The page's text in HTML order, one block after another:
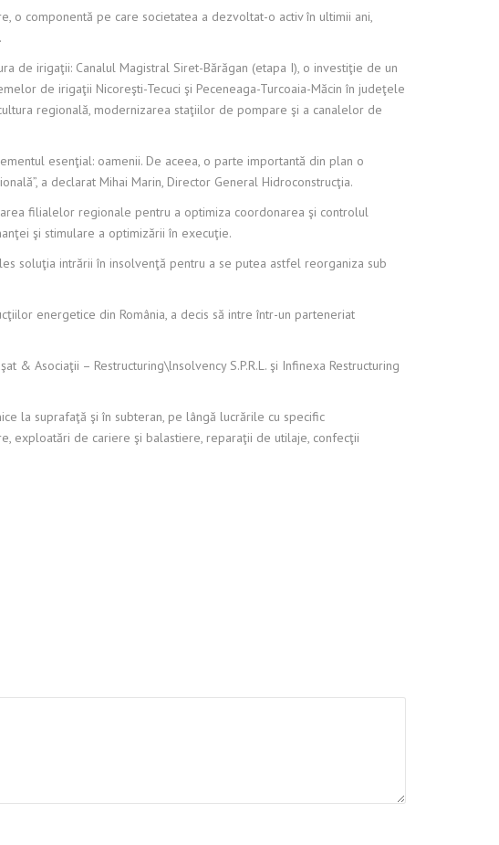
o componentă pe care societatea a dezvoltat-o activ în ultimii ani,
de irigaţii: Canalul Magistral Siret-Bărăgan (etapa I), o investiţie de un
de irigaţii Nicoreşti-Tecuci şi Peceneaga-Turcoaia-Măcin în judeţele
regională, modernizarea staţiilor de pompare şi a canalelor de
esenţial: oamenii. De aceea, o parte importantă din plan o
a declarat Mihai Marin, Director General Hidroconstrucţia.
filialelor regionale pentru a optimiza coordonarea şi controlul
şi stimulare a optimizării în execuţie.
soluţia intrării în insolvenţă pentru a se putea astfel reorganiza sub
energetice din România, a decis să intre într-un parteneriat
& Asociaţii – Restructuring\lnsolvency S.P.R.L. şi Infinexa Restructuring
la suprafaţă şi în subteran, pe lângă lucrările cu specific
exploatări de cariere şi balastiere, reparaţii de utilaje, confecţii